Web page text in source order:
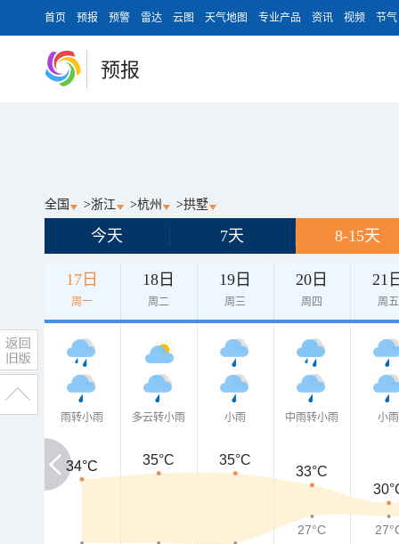
首页 预报 预警 雷达 云图 天气地图 专业产品 资讯 视频 节气
预报
全国 >浙江 >杭州 >拱墅
今天 7天 8-15天
17日
周一
18日
周二
19日
周三
20日
周四
21
周五
雨转小雨 多云转小雨 小雨 中雨转小雨 小雨
34°C
34°C 35°C 35°C
33°C
27°C